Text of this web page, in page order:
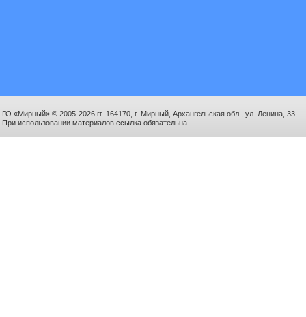
ГО «Мирный» © 2005-2026 гг. 164170, г. Мирный, Архангельская обл., ул. Ленина, 33.
При использовании материалов ссылка обязательна.